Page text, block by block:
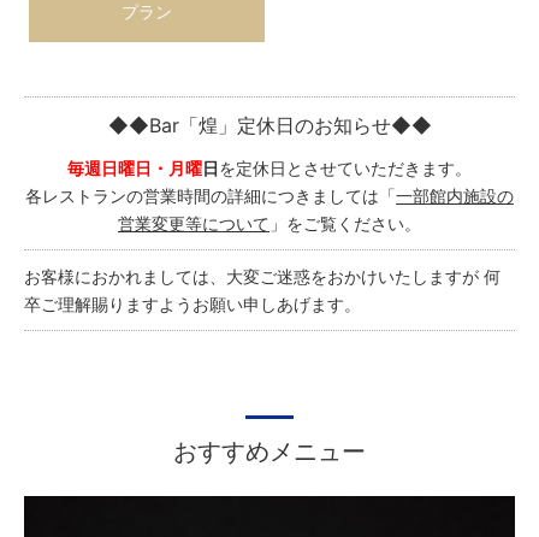
プラン
◆◆Bar「煌」定休日のお知らせ◆◆
毎週日曜日・月曜日を定休日とさせていただきます。
各レストランの営業時間の詳細につきましては「一部館内施設の
営業変更等について 」をご覧ください。
お客様におかれましては、大変ご迷惑をおかけいたしますが 何
卒ご理解賜りますようお願い申しあげます。
おすすめメニュー